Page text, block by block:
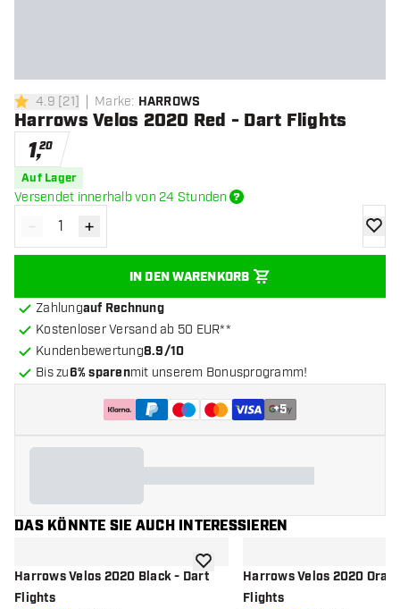
4.9 Bewertungssterne
4.9 [21] Marke: HARROWS
Harrows Velos 2020 Red - Dart Flights
1,20
Auf Lager
Versendet innerhalb von 24 Stunden
Menge verringern
- Menge erhöhen
+
IN DEN WARENKORB
Zur
Zahlungauf Rechnung
Kostenloser Versand ab 50 EUR**
Kundenbewertung8.9/10
Bis zu6% sparenmit unserem Bonusprogramm!
+5
DAS KÖNNTE SIE AUCH INTERESSIEREN
Harrows Velos 2020 Black - Dart
Flights
Zur Wunschliste hinzufügen
Harrows Velos 2020
Flights